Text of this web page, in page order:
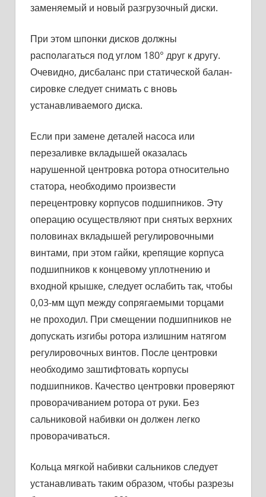
заменяемый и новый разгрузочный диски.
При этом шпонки дисков должны
располагаться под углом 180° друг к другу.
Очевидно, дисбаланс при статической балан­
сировке следует снимать с вновь
устанавливаемого диска.
Если при замене деталей насоса или
перезаливке вкладышей оказалась
нарушенной центровка ротора относительно
статора, необходимо произвести
перецентровку корпусов подшипников. Эту
операцию осуществляют при снятых верхних
половинах вкла­дышей регулировочными
винтами, при этом гайки, крепящие корпуса
подшипников к концевому уплотнению и
входной крышке, следует ослабить так, чтобы
0,03-мм щуп между сопрягаемыми торцами
не проходил. При смещении подшипников не
допускать изгибы ротора излишним натягом
регулировочных винтов. После центровки
необходимо заштифтовать корпусы
подшипников. Ка­чество центровки проверяют
проворачиванием ротора от руки. Без
сальниковой набивки он должен легко
проворачиваться.
Кольца мягкой набивки сальников следует
устанавливать таким образом, чтобы разрезы